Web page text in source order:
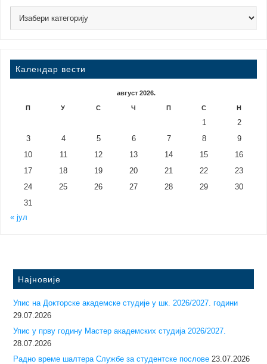
Календар вести
август 2026.
П У С Ч П С Н
1
2
3
4 5 6 7 8
9
10
11 12 13 14 15
16
17
18 19 20 21 22
23
24
25 26 27 28 29
30
31
« јул
Најновије
Упис на Докторске академске студије у шк. 2026/2027. години
29.07.2026
Упис у прву годину Mастер академских студија 2026/2027.
28.07.2026
Радно време шалтера Службе за студентске послове 23.07.2026